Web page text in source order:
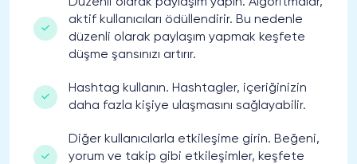
aktif kullanıcıları ödüllendirir. Bu nedenle
düzenli olarak paylaşım yapmak keşfete
düşme şansınızı artırır.
Hashtag kullanın. Hashtagler, içeriğinizin
daha fazla kişiye ulaşmasını sağlayabilir.
Diğer kullanıcılarla etkileşime girin. Beğeni,
yorum ve takip gibi etkileşimler, keşfete